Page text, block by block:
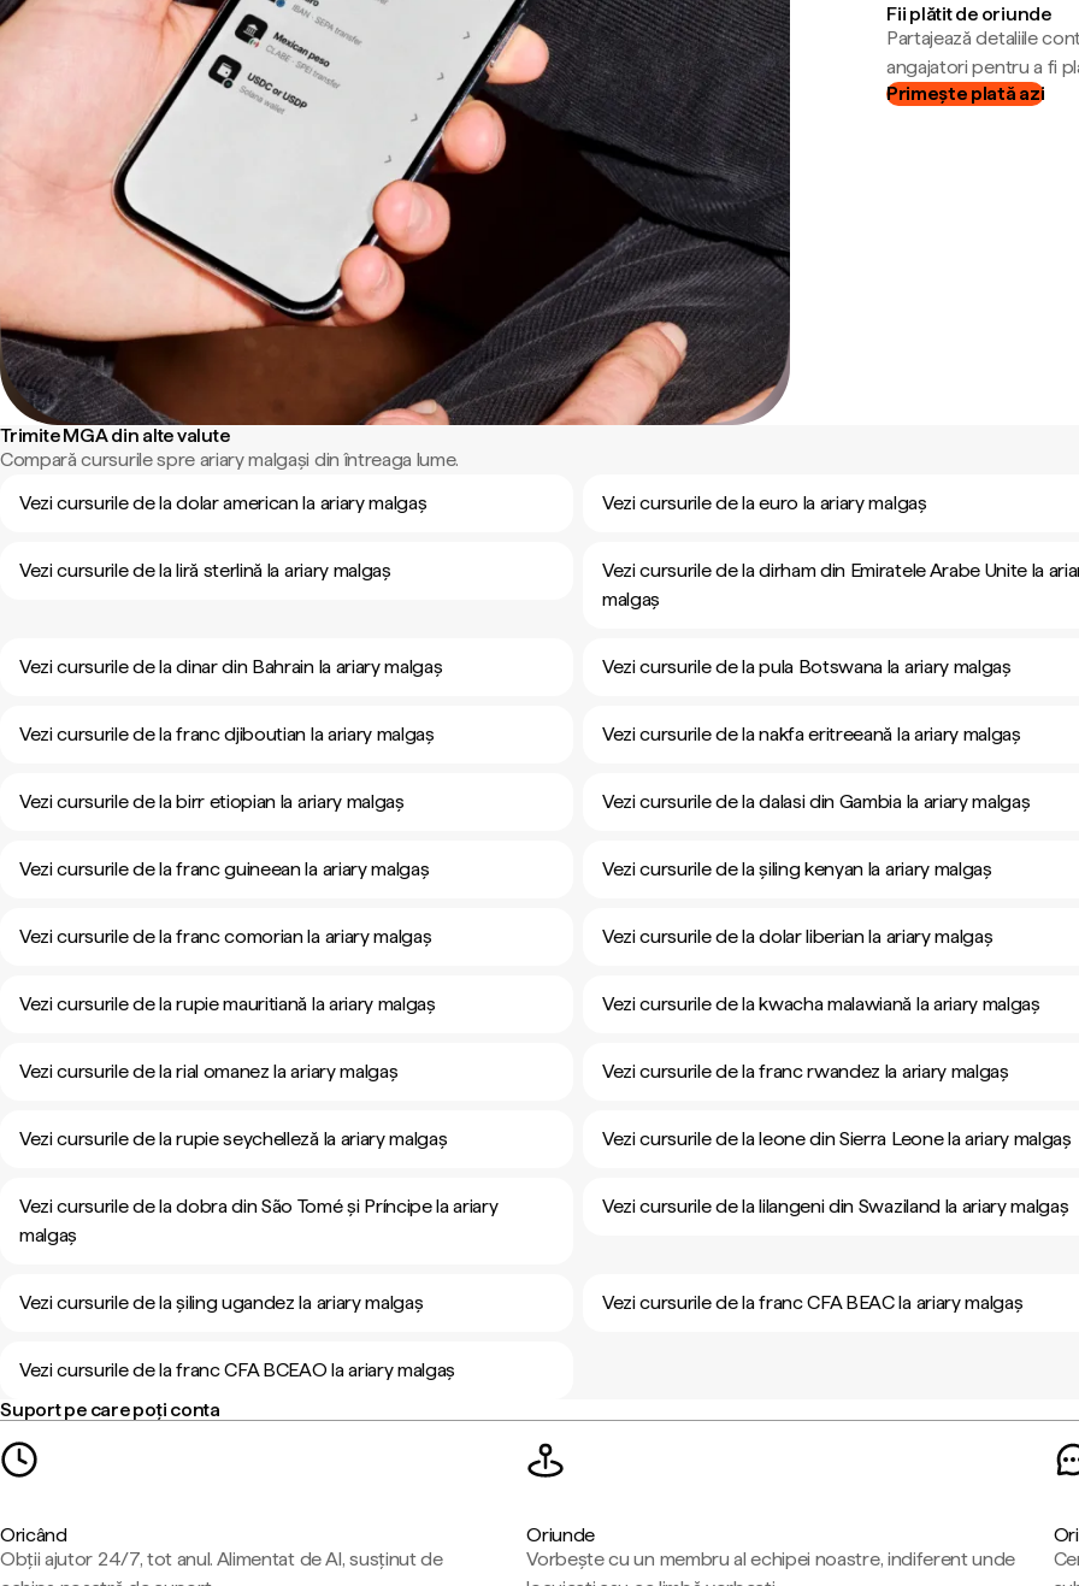
Fii plătit de oriunde
Partajează detaliile
angajatori pentru a fi
Primește plată azi
Trimite MGA din alte valute
Compară cursurile spre ariary malgași din întreaga lume.
Vezi cursurile de la dolar american la ariary malgaș
Vezi cursurile de la euro la ariary malgaș
Vezi cursurile de la liră sterlină la ariary malgaș
Vezi cursurile de la dirham din Emiratele Arabe Unite la
malgaș
Vezi cursurile de la dinar din Bahrain la ariary malgaș Vezi cursurile de la pula Botswana la ariary malgaș
Vezi cursurile de la franc djiboutian la ariary malgaș Vezi cursurile de la nakfa eritreeană la ariary malgaș
Vezi cursurile de la birr etiopian la ariary malgaș Vezi cursurile de la dalasi din Gambia la ariary malgaș
Vezi cursurile de la franc guineean la ariary malgaș Vezi cursurile de la șiling kenyan la ariary malgaș
Vezi cursurile de la franc comorian la ariary malgaș Vezi cursurile de la dolar liberian la ariary malgaș
Vezi cursurile de la rupie mauritiană la ariary malgaș Vezi cursurile de la kwacha malawiană la ariary malgaș
Vezi cursurile de la rial omanez la ariary malgaș Vezi cursurile de la franc rwandez la ariary malgaș
Vezi cursurile de la rupie seychelleză la ariary malgaș Vezi cursurile de la leone din Sierra Leone la ariary malgaș
Vezi cursurile de la dobra din São Tomé și Príncipe la ariary
malgaș
Vezi cursurile de la lilangeni din Swaziland la ariary malgaș
Vezi cursurile de la șiling ugandez la ariary malgaș Vezi cursurile de la franc CFA BEAC la ariary malgaș
Vezi cursurile de la franc CFA BCEAO la ariary malgaș
Suport pe care poți conta
Oricând
Obții ajutor 24/7, tot anul. Alimentat de AI, susținut de
Oriunde
Vorbește cu un membru al echipei noastre, indiferent unde